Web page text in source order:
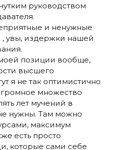
руководством
и ненужные
, увы, издержки нашей
позиции вообще,
высшего
я не так оптимистично
множество
лет мучений в
нужны. Там можно
максимум
есть просто
которые сами себе